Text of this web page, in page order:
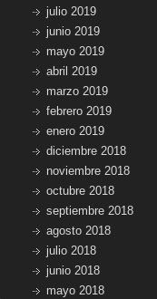
julio 2019
junio 2019
mayo 2019
abril 2019
marzo 2019
febrero 2019
enero 2019
diciembre 2018
noviembre 2018
octubre 2018
septiembre 2018
agosto 2018
julio 2018
junio 2018
mayo 2018